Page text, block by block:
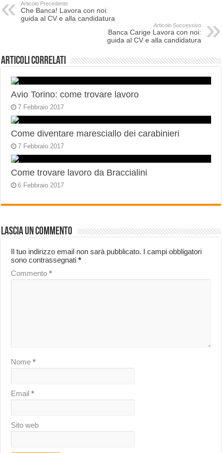
Articolo Precedente
Che Banca! Lavora con noi:
guida al CV e alla candidatura
Articolo Successivo
Banca Carige Lavora con noi:
guida al CV e alla candidatura
Articoli correlati
Avio Torino: come trovare lavoro
7 Febbraio 2017
Come diventare maresciallo dei carabinieri
7 Febbraio 2017
Come trovare lavoro da Braccialini
6 Febbraio 2017
Lascia un commento
Il tuo indirizzo email non sarà pubblicato. I campi obbligatori
sono contrassegnati*
Commento*
Nome*
Email*
Sito web